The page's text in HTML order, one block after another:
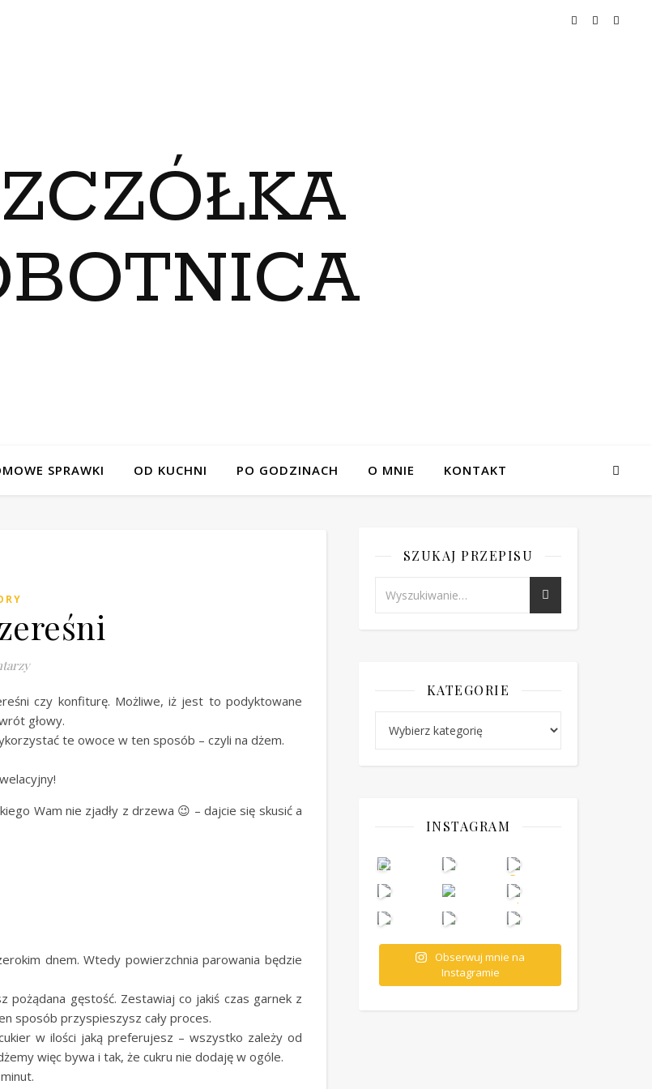
SPRAWKI OD KUCHNI PO GODZINACH O MNIE KONTAKT
czy konfiturę. Możliwe, iż jest to podyktowane
głowy.
te owoce w ten sposób – czyli na dżem.
Wam nie zjadły z drzewa 😉 – dajcie się skusić a
dnem. Wtedy powierzchnia parowania będzie
pożądana gęstość. Zestawiaj co jakiś czas garnek z
sposób przyspieszysz cały proces.
w ilości jaką preferujesz – wszystko zależy od
więc bywa i tak, że cukru nie dodaję w ogóle.
SZUKAJ PRZEPISU
KATEGORIE
INSTAGRAM
Obserwuj mnie na
Instagramie